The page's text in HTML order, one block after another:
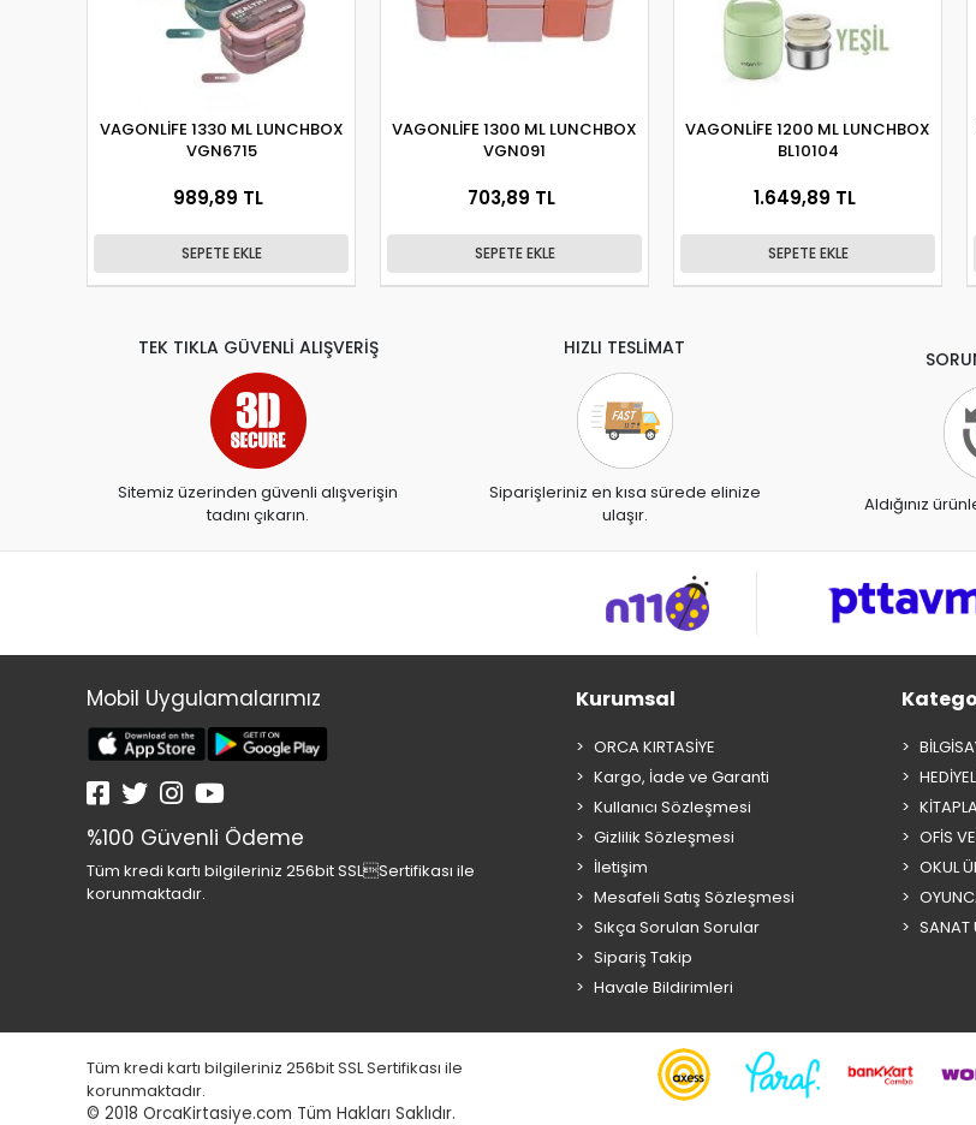
VAGONLİFE 1330 ML LUNCHBOX
VGN6715
989,89 TL
SEPETE EKLE
VAGONLİFE 1300 ML LUNCHBOX
VGN091
703,89 TL
SEPETE EKLE
VAGONLİFE 1200 ML LUNCHBOX
BL10104
1.649,89 TL
SEPETE EKLE
TEK TIKLA GÜVENLİ ALIŞVERİŞ
Sitemiz üzerinden güvenli alışverişin
tadını çıkarın.
HIZLI TESLİMAT
Siparişleriniz en kısa sürede elinize
ulaşır.
Aldığınız
Mobil Uygulamalarımız
%100 Güvenli Ödeme
Tüm kredi kartı bilgileriniz 256bit SSLSertifikası ile
korunmaktadır.
Kurumsal
ORCA KIRTASİYE
Kargo, İade ve Garanti
Kullanıcı Sözleşmesi
Gizlilik Sözleşmesi
İletişim
Mesafeli Satış Sözleşmesi
Sıkça Sorulan Sorular
Sipariş Takip
Havale Bildirimleri
OFİS
OKUL
SANAT
Tüm kredi kartı bilgileriniz 256bit SSL Sertifikası ile
korunmaktadır.
© 2018 OrcaKirtasiye.com Tüm Hakları Saklıdır.